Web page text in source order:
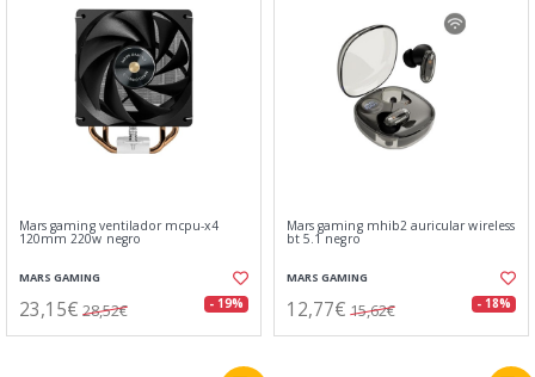
Mars gaming ventilador mcpu-x4
120mm 220w negro
MARS GAMING
23,15€ 28,52€ - 19%
Mars gaming mhib2 auricular wireless
bt 5.1 negro
MARS GAMING
12,77€ 15,62€ - 18%